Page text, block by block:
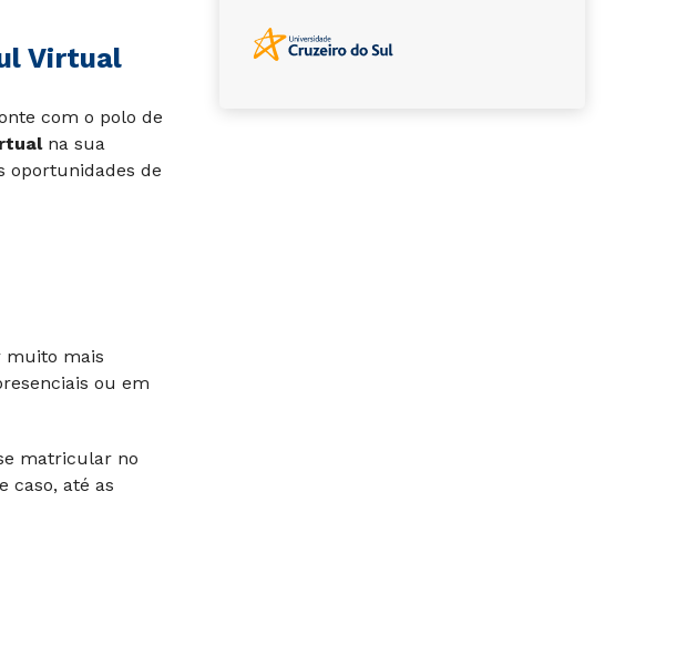
Virtual
com o polo de
na sua
oportunidades de
muito mais
ou em
matricular no
caso, até as